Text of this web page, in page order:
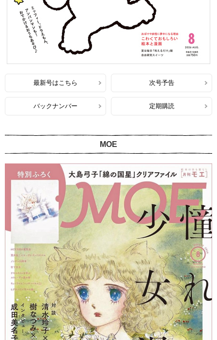
最新号はこちら 次号予告
バックナンバー 定期購読
MOE